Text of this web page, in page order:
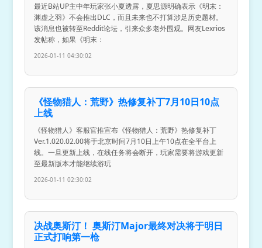
最近B站UP主中年玩家张小夏透露，夏思源明确表示《明末：
渊虚之羽》不会推出DLC，而且未来也不打算涉足历史题材。
该消息也被转至Reddit论坛，引来众多老外围观。网友Lexrios
发帖称，如果《明末：
2026-01-11 04:30:02
《怪物猎人：荒野》热修复补丁7月10日10点
上线
《怪物猎人》客服官推宣布《怪物猎人：荒野》热修复补丁
Ver.1.020.02.00将于北京时间7月10日上午10点在全平台上
线。一旦更新上线，在线任务将会断开，玩家需要将游戏更新
至最新版本才能继续游玩
2026-01-11 02:30:02
决战奥斯汀！ 奥斯汀Major最终对决将于明日
正式打响第一枪